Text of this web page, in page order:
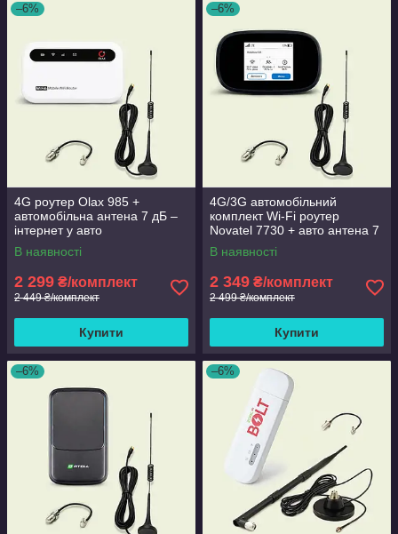
–6%
4G роутер Olax 985 +
автомобільна антена 7 дБ –
інтернет у авто
В наявності
2 299 ₴/комплект
2 449 ₴/комплект
Купити
–6%
4G/3G автомобільний
комплект Wi-Fi роутер
Novatel 7730 + авто антена 7
Дб
В наявності
2 349 ₴/комплект
2 499 ₴/комплект
Купити
–6% –6%